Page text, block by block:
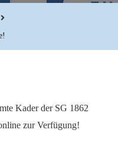
Kader der SG 1862
zur Verfügung!